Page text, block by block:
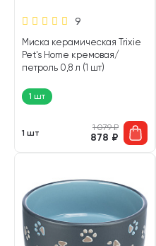
9
Миска керамическая Trixie
Pet's Home кремовая/
петроль 0,8 л (1 шт)
1 шт
1 шт
1 079₽
878 ₽